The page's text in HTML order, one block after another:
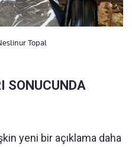
Topal
SONUCUNDA
yeni bir açıklama daha